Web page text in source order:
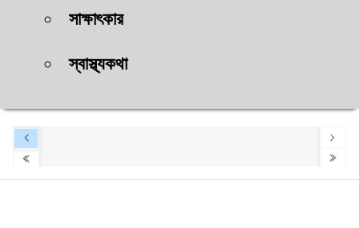
সাক্ষাৎকার
স্বাস্থ্যকথা